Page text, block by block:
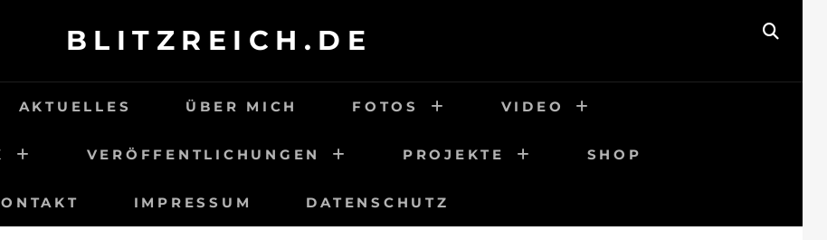
BLITZREICH.DE
AKTUELLES ÜBER MICH FOTOS VIDEO
VERÖFFENTLICHUNGEN PROJEKTE SHOP
IMPRESSUM DATENSCHUTZ